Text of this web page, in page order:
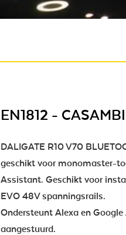
EN1812 -
DALIGATE R10 V70
geschikt voor monomaster-
Assistant. Geschikt voor
EVO 48V spanningsrails.
Ondersteunt Alexa en
aangestuurd.